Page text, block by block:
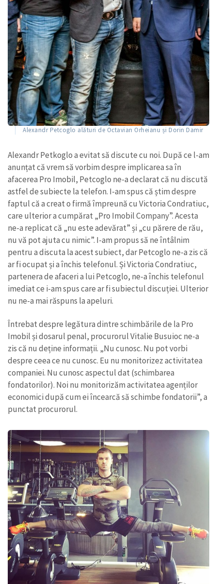
Alexandr Petcoglo alături de Octavian Orheianu și Dorin Damir
Alexandr Petkoglo a evitat să discute cu noi. După ce l-am
anunțat că vrem să vorbim despre implicarea sa în
afacerea Pro Imobil, Petcoglo ne-a declarat că nu discută
astfel de subiecte la telefon. I-am spus căștim despre
faptul că a creat o firmă împreună cu Victoria Condratiuc,
care ulterior a cumpărat „Pro Imobil Company”.Acesta
ne-a replicat că „nu este adevărat” și „cu părere de rău,
nu vă potajutacu nimic”. I-am propus să ne întâlnim
pentru a discuta la acest subiect,darPetcoglo ne-a zis că
ar fiocupat și aînchis telefonul. Și Victoria Condratiuc,
partenera de afaceri a lui Petcoglo, ne-a închis telefonul
imediat ce i-am spus carear fisubiectul discuției. Ulterior
nu ne-a mai răspuns la apeluri.
Întrebat despre legătura dintre schimbările de la Pro
Imobil și dosarul penal, procurorul Vitalie Busuioc ne-a
zis că nu deține informații. „Nu cunosc. Nu potvorbi
despreceeace nu cunosc. Eu nu monitorizez activitatea
companiei. Nu cunosc aspectul dat (schimbarea
fondatorilor). Noi nu monitorizăm activitatea agenților
economici după cum ei încearcă să schimbe fondatorii”, a
punctat procurorul.